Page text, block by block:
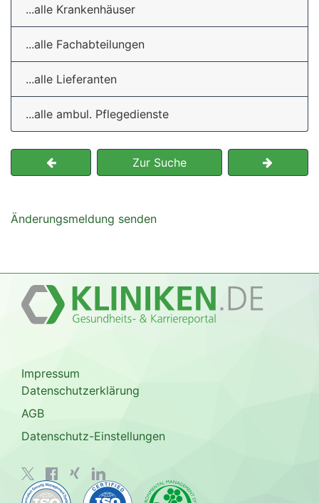
...alle Krankenhäuser
...alle Fachabteilungen
...alle Lieferanten
...alle ambul. Pflegedienste
Zur Suche
Änderungsmeldung senden
Impressum
Datenschutzerklärung
AGB
Datenschutz-Einstellungen